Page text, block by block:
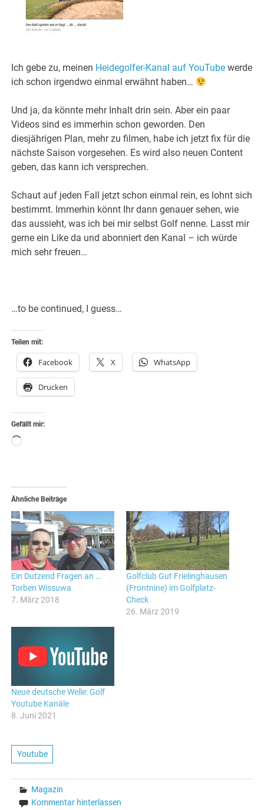
Ich gebe zu, meinen Heidegolfer-Kanal auf YouTube werde
ich schon irgendwo einmal erwähnt haben…
Und ja, da könnte mehr Inhalt drin sein. Aber ein paar
Videos sind es immerhin schon geworden. Den
diesjährigen Plan, mehr zu filmen, habe ich jetzt fix für die
nächste Saison vorgesehen. Es wird also neuen Content
geben, das kann ich versprechen.
Schaut auf jeden Fall jetzt schon einmal rein, es lohnt sich
bestimmt. Immerhin könnt Ihr dann genauer sehen, wie
das aussieht, was ich bei mir selbst Golf nenne. Lasst mir
gerne ein Like da und abonniert den Kanal – ich würde
mich sehr freuen…
…to be continued, I guess…
Teilen mit:
Facebook X WhatsApp
Drucken
Gefällt mir:
Wird
Ähnliche Beiträge
Ein Dutzend Fragen an …
Torben Wissuwa
7. März 2018
Golfclub Gut Frielinghausen
(Frontnine) im Golfplatz-
Check
26. März 2019
Neue deutsche Welle: Golf
Youtube Kanäle
8. Juni 2021
Youtube
Magazin
Kommentar hinterlassen